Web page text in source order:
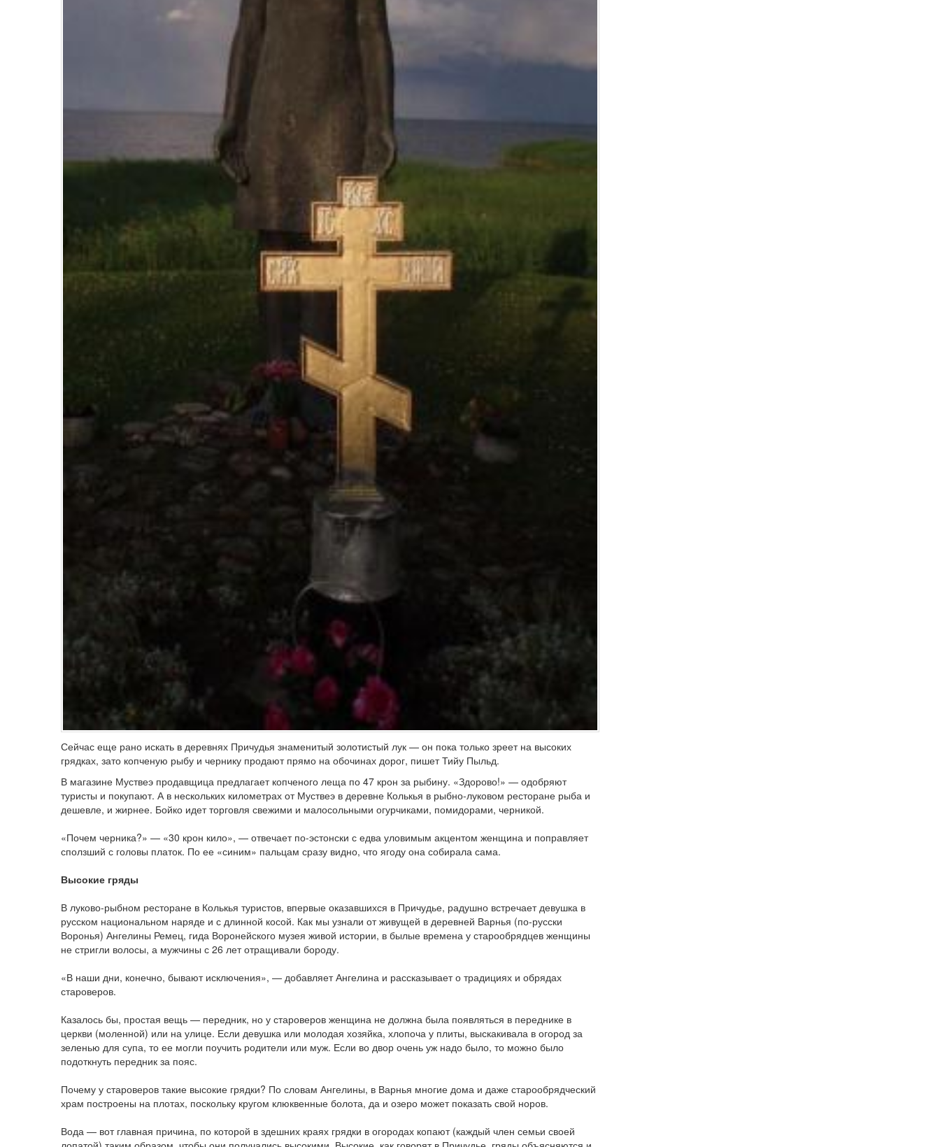
Сейчас еще рано искать в деревнях Причудья знаменитый золотистый лук — он пока только зреет на высоких
грядках, зато копченую рыбу и чернику продают прямо на обочинах дорог, пишет Тийу Пыльд.
В магазине Муствеэ продавщица предлагает копченого леща по 47 крон за рыбину. «Здорово!» — одобряют
туристы и покупают. А в нескольких километрах от Муствеэ в деревне Колькья в рыбно-луковом ресторане рыба и
дешевле, и жирнее. Бойко идет торговля свежими и малосольными огурчиками, помидорами, черникой.
«Почем черника?» — «30 крон кило», — отвечает по-эстонски с едва уловимым акцентом женщина и поправляет
сползший с головы платок. По ее «синим» пальцам сразу видно, что ягоду она собирала сама.
Высокие гряды
В луково-рыбном ресторане в Колькья туристов, впервые оказавшихся в Причудье, радушно встречает девушка в
русском национальном наряде и с длинной косой. Как мы узнали от живущей в деревней Варнья (по-русски
Воронья) Ангелины Ремец, гида Воронейского музея живой истории, в былые времена у старообрядцев женщины
не стригли волосы, а мужчины с 26 лет отращивали бороду.
«В наши дни, конечно, бывают исключения», — добавляет Ангелина и рассказывает о традициях и обрядах
староверов.
Казалось бы, простая вещь — передник, но у староверов женщина не должна была появляться в переднике в
церкви (моленной) или на улице. Если девушка или молодая хозяйка, хлопоча у плиты, выскакивала в огород за
зеленью для супа, то ее могли поучить родители или муж. Если во двор очень уж надо было, то можно было
подоткнуть передник за пояс.
Почему у староверов такие высокие грядки? По словам Ангелины, в Варнья многие дома и даже старообрядческий
храм построены на плотах, поскольку кругом клюквенные болота, да и озеро может показать свой норов.
Вода — вот главная причина, по которой в здешних краях грядки в огородах копают (каждый член семьи своей